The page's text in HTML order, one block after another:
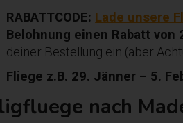
RABATTCODE: Lade unsere
Belohnung einen Rabatt
deiner Bestellung ein (aber
Fliege z.B. 29. Jänner – 5.
nach